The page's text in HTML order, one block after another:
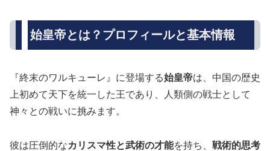
始皇帝とは？プロフィールと基本情報
『終末のワルキューレ』に登場する始皇帝は、中国の歴史
上初めて天下を統一した王であり、人類側の戦士として
神々との戦いに挑みます。
彼は圧倒的なカリスマ性と武術の才能を持ち、 戦術的思考